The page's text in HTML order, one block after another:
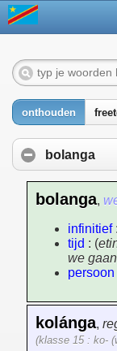
onthouden
bolanga
bolanga,
infinitief:
tijd : (
we
persoon
kolánga,
(klasse 15 : ko-